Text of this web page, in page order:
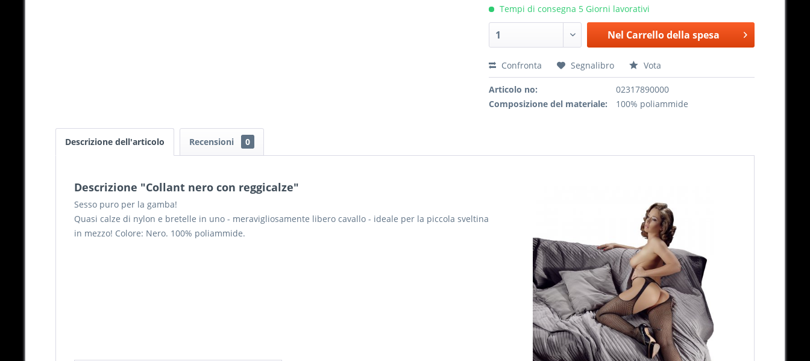
Tempi di consegna 5 Giorni lavorativi
Nel Carrello della spesa
Confronta Segnalibro Vota
Articolo no:
02317890000
Composizione del materiale:
100% poliammide
Descrizione dell'articolo Recensioni 0
Descrizione "Collant nero con reggicalze"
Sesso puro per la gamba!
Quasi calze di nylon e bretelle in uno - meravigliosamente libero cavallo - ideale per la piccola sveltina
in mezzo! Colore: Nero. 100% poliammide.